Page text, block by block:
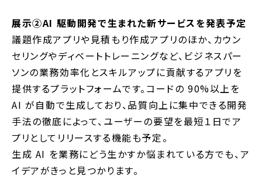
展示②AI 駆動開発で生まれた新サービスを発表予定
議題作成アプリや見積もり作成アプリのほか、カウン
セリングやディベートトレーニングなど、ビジネスパー
ソンの業務効率化とスキルアップに貢献するアプリを
提供するプラットフォームです。 コードの 90%以上を
AI が自動で生成しており、品質向上に集中できる開発
手法の徹底によって、ユーザーの要望を最短１日でア
プリとしてリリースする機能も予定。
生成 AI を業務にどう生かすか悩まれている方でも、ア
イデアがきっと見つかります。